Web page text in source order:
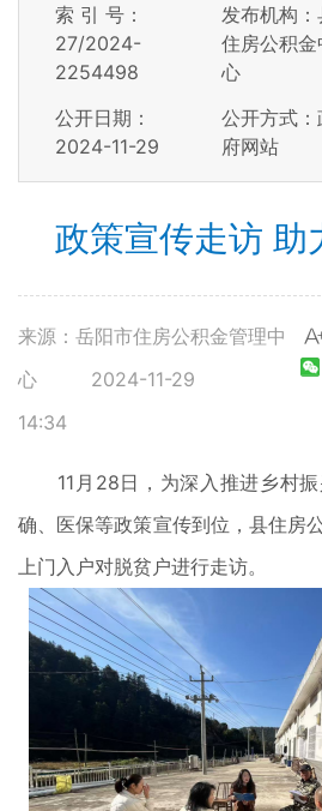
索 引 号：
27/2024-
2254498
发布机构：
住房公积金
心
公开日期：
2024-11-29
公开方式：
府网站
政策宣传走访 助
来源：岳阳市住房公积金管理中
心
2024-11-29
14:34
11月28日，为深入推进乡村振
确、医保等政策宣传到位，县住房
上门入户对脱贫户进行走访。